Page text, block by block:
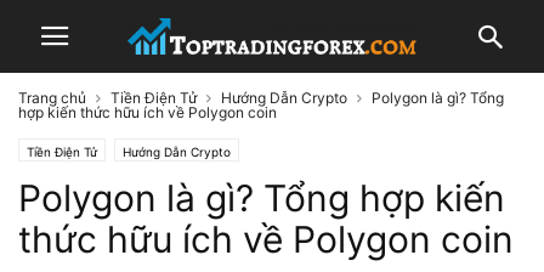
Trang chủ Tiền Điện Tử Hướng Dẫn Crypto
Polygon là gì? Tổng
hợp kiến thức hữu ích về Polygon coin
Tiền Điện Tử Hướng Dẫn Crypto
Polygon là gì? Tổng hợp kiến
thức hữu ích về Polygon coin